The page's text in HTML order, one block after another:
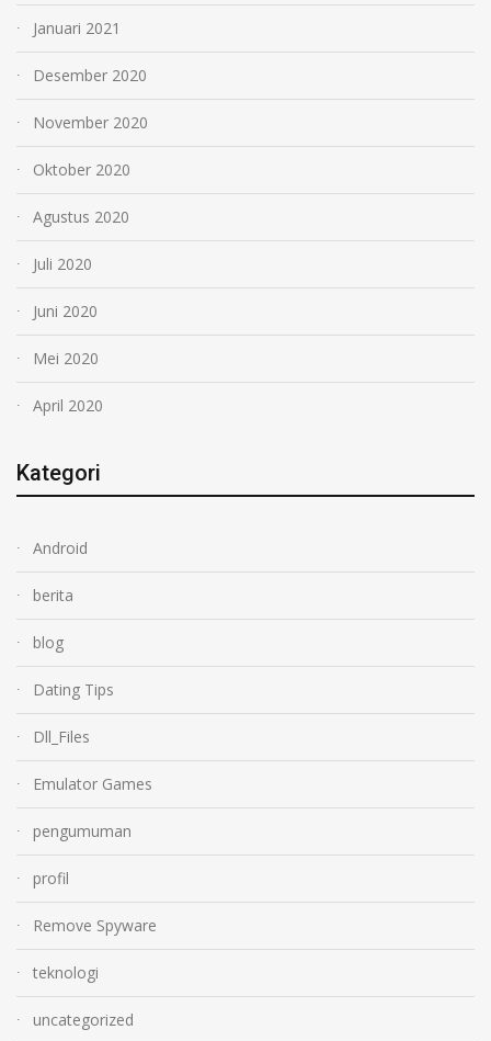
Januari 2021
Desember 2020
November 2020
Oktober 2020
Agustus 2020
Juli 2020
Juni 2020
Mei 2020
April 2020
Kategori
Android
berita
blog
Dating Tips
Dll_Files
Emulator Games
pengumuman
profil
Remove Spyware
teknologi
uncategorized